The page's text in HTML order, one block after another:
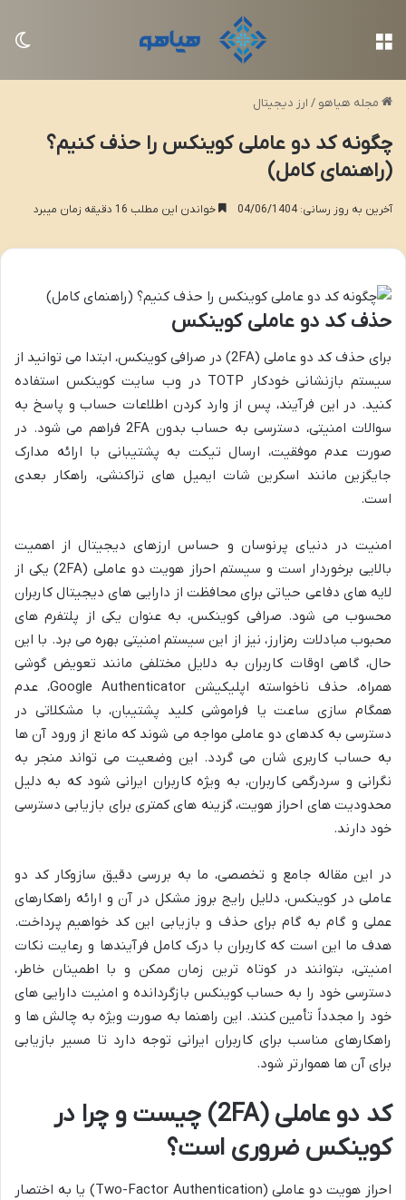
مجله هیاهو / ارز دیجیتال
چگونه کد دو عاملی کوینکس را حذف کنیم؟
(راهنمای کامل)
آخرین به روز رسانی: 04/06/1404 خواندن این مطلب 16 دقیقه زمان میبرد
حذف کد دو عاملی کوینکس
برای حذف کد دو عاملی (2FA) در صرافی کوینکس، ابتدا می توانید از
سیستم بازنشانی خودکار TOTP در وب سایت کوینکس استفاده
کنید. در این فرآیند، پس از وارد کردن اطلاعات حساب و پاسخ به
سوالات امنیتی، دسترسی به حساب بدون 2FA فراهم می شود. در
صورت عدم موفقیت، ارسال تیکت به پشتیبانی با ارائه مدارک
جایگزین مانند اسکرین شات ایمیل های تراکنشی، راهکار بعدی
است.
امنیت در دنیای پرنوسان و حساس ارزهای دیجیتال از اهمیت
بالایی برخوردار است و سیستم احراز هویت دو عاملی (2FA) یکی از
لایه های دفاعی حیاتی برای محافظت از دارایی های دیجیتال کاربران
محسوب می شود. صرافی کوینکس، به عنوان یکی از پلتفرم های
محبوب مبادلات رمزارز، نیز از این سیستم امنیتی بهره می برد. با این
حال، گاهی اوقات کاربران به دلایل مختلفی مانند تعویض گوشی
همراه، حذف ناخواسته اپلیکیشن Google Authenticator، عدم
همگام سازی ساعت یا فراموشی کلید پشتیبان، با مشکلاتی در
دسترسی به کدهای دو عاملی مواجه می شوند که مانع از ورود آن ها
به حساب کاربری شان می گردد. این وضعیت می تواند منجر به
نگرانی و سردرگمی کاربران، به ویژه کاربران ایرانی شود که به دلیل
محدودیت های احراز هویت، گزینه های کمتری برای بازیابی دسترسی
خود دارند.
در این مقاله جامع و تخصصی، ما به بررسی دقیق سازوکار کد دو
عاملی در کوینکس، دلایل رایج بروز مشکل در آن و ارائه راهکارهای
عملی و گام به گام برای حذف و بازیابی این کد خواهیم پرداخت.
هدف ما این است که کاربران با درک کامل فرآیندها و رعایت نکات
امنیتی، بتوانند در کوتاه ترین زمان ممکن و با اطمینان خاطر،
دسترسی خود را به حساب کوینکس بازگردانده و امنیت دارایی های
خود را مجدداً تأمین کنند. این راهنما به صورت ویژه به چالش ها و
راهکارهای مناسب برای کاربران ایرانی توجه دارد تا مسیر بازیابی
برای آن ها هموارتر شود.
کد دو عاملی (2FA) چیست و چرا در
کوینکس ضروری است؟
احراز هویت دو عاملی (Two-Factor Authentication) یا به اختصار